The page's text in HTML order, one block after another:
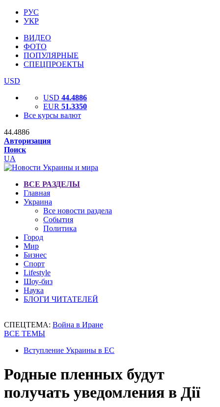
РУС
УКР
ВИДЕО
ФОТО
ПОПУЛЯРНЫЕ
СПЕЦПРОЕКТЫ
USD
USD 44.4886
EUR 51.3350
Все курсы валют
44.4886
Авторизация
Поиск
UA
ВСЕ РАЗДЕЛЫ
Главная
Украина
Все новости раздела
События
Политика
Город
Мир
Бизнес
Спорт
Lifestyle
Шоу-биз
Наука
БЛОГИ ЧИТАТЕЛЕЙ
СПЕЦТЕМА: Война в Иране
ВСЕ ТЕМЫ
Вступление Украины в ЕС
Родные пленных будут
получать уведомления в Дії